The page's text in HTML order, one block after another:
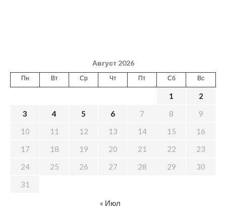
Август 2026
Пн Вт Ср Чт Пт Сб Вс
1
2
3
4 5 6 7 8
9
10
11 12 13 14 15
16
17
18 19 20 21 22
23
24
25 26 27 28 29
30
31
« Июл